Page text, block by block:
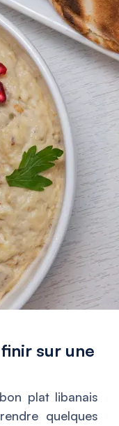
sur une
plat libanais
quelques